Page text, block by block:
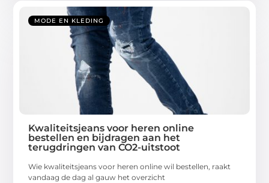
MODE EN KLEDING
Kwaliteitsjeans voor heren online
bestellen en bijdragen aan het
terugdringen van CO2-uitstoot
Wie kwaliteitsjeans voor heren online wil bestellen, raakt
vandaag de dag al gauw het overzicht